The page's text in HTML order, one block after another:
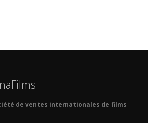
de ventes internationales de films